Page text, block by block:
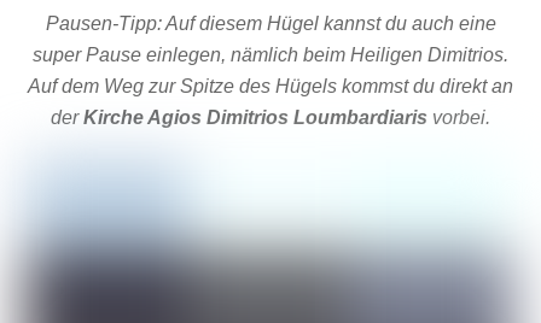
Pausen-Tipp: Auf diesem Hügel kannst du auch eine
super Pause einlegen, nämlich beim Heiligen Dimitrios.
Auf dem Weg zur Spitze des Hügels kommst du direkt an
derKirche Agios Dimitrios Loumbardiaris vorbei.